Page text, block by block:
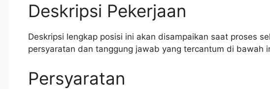
Deskripsi Pekerjaan
Deskripsi lengkap posisi ini akan disampaikan saat proses
persyaratan dan tanggung jawab yang tercantum di bawah
Persyaratan